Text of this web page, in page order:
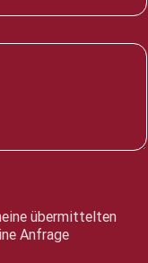
übermittelten
Anfrage